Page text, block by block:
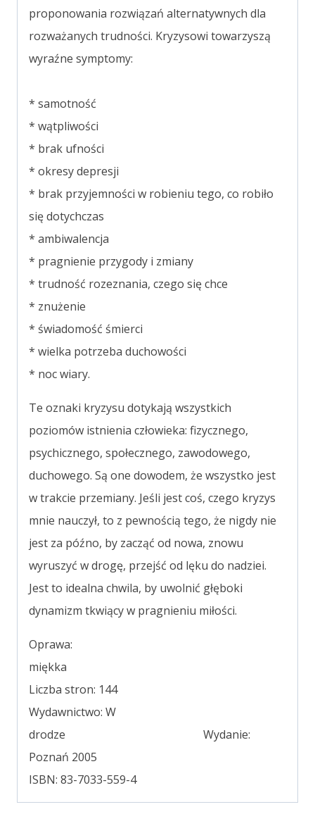
proponowania rozwiązań alternatywnych dla
rozważanych trudności. Kryzysowi towarzyszą
wyraźne symptomy:
* samotność
* wątpliwości
* brak ufności
* okresy depresji
* brak przyjemności w robieniu tego, co robiło
się dotychczas
* ambiwalencja
* pragnienie przygody i zmiany
* trudność rozeznania, czego się chce
* znużenie
* świadomość śmierci
* wielka potrzeba duchowości
* noc wiary.
Te oznaki kryzysu dotykają wszystkich
poziomów istnienia człowieka: fizycznego,
psychicznego, społecznego, zawodowego,
duchowego. Są one dowodem, że wszystko jest
w trakcie przemiany. Jeśli jest coś, czego kryzys
mnie nauczył, to z pewnością tego, że nigdy nie
jest za późno, by zacząć od nowa, znowu
wyruszyć w drogę, przejść od lęku do nadziei.
Jest to idealna chwila, by uwolnić głęboki
dynamizm tkwiący w pragnieniu miłości.
Oprawa:
miękka
Liczba stron: 144
Wydawnictwo: W
drodze Wydanie:
Poznań 2005
ISBN: 83-7033-559-4